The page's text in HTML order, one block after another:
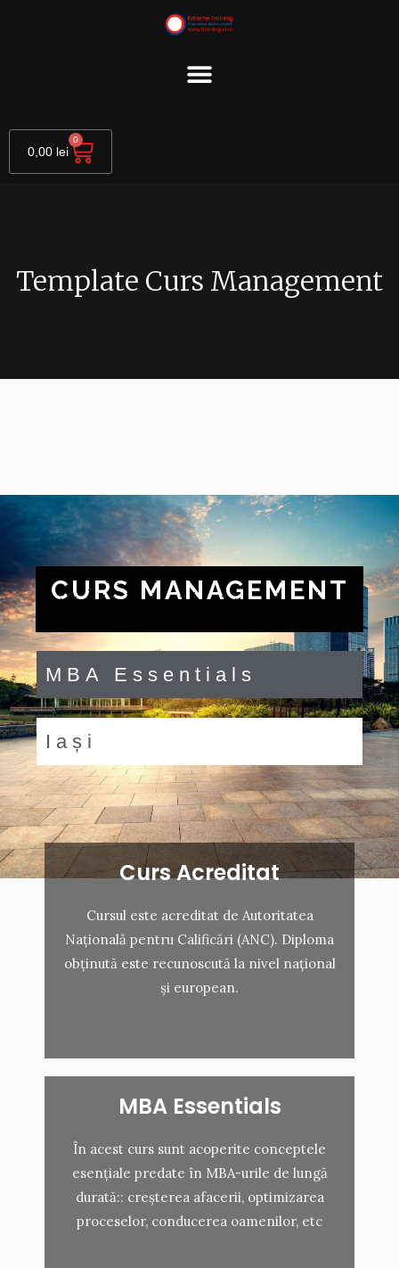
0,00 lei
0
Cart
Template Curs Management
CURS MANAGEMENT
MBA Essentials
Iași
Curs Acreditat
Cursul este acreditat de Autoritatea
Națională pentru Calificări (ANC). Diploma
obținută este recunoscută la nivel național
și european.
MBA Essentials
În acest curs sunt acoperite conceptele
esențiale predate în MBA-urile de lungă
durată:: creșterea afacerii, optimizarea
proceselor, conducerea oamenilor, etc